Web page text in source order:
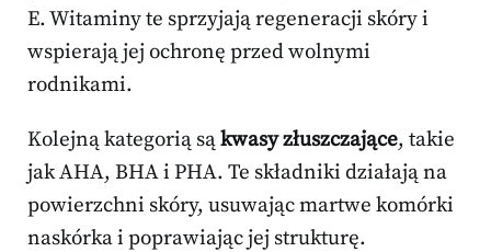
E. Witaminy te sprzyjają regeneracji skóry i
wspierają jej ochronę przed wolnymi
rodnikami.
Kolejną kategorią sąkwasy złuszczające, takie
jak AHA, BHA i PHA. Te składniki działają na
powierzchni skóry, usuwając martwe komórki
naskórka i poprawiając jej strukturę.